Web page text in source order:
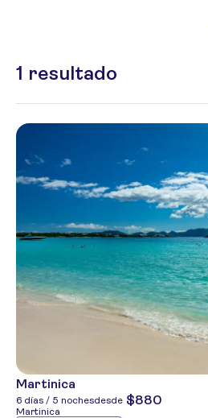
1 resultado
Martinica
6 días / 5 nochesdesde $880
Martinica